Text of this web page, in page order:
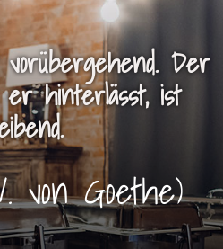
Der
er hinterlässt, ist
von Goethe)